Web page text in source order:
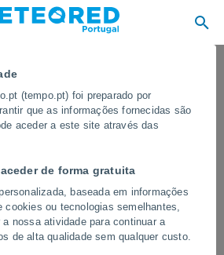
(tempo.pt) foi preparado por
que as informações fornecidas são
aceder a este site através das
de forma gratuita
baseada em informações
cookies ou tecnologias semelhantes,
nossa atividade para continuar a
de alta qualidade sem qualquer custo.
com chuvas